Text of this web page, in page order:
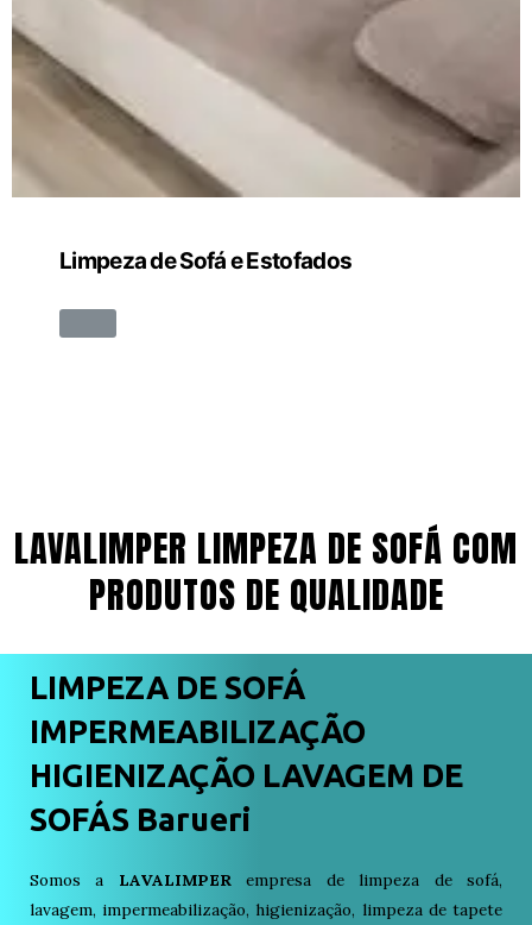
Limpeza de Sofá e Estofados
LAVALIMPER LIMPEZA DE SOFÁ COM
PRODUTOS DE QUALIDADE
LIMPEZA DE SOFÁ
IMPERMEABILIZAÇÃO
HIGIENIZAÇÃO LAVAGEM DE
SOFÁS Barueri
Somos a LAVALIMPERempresa de limpeza de sofá,
lavagem, impermeabilização, higienização, limpeza de tapete